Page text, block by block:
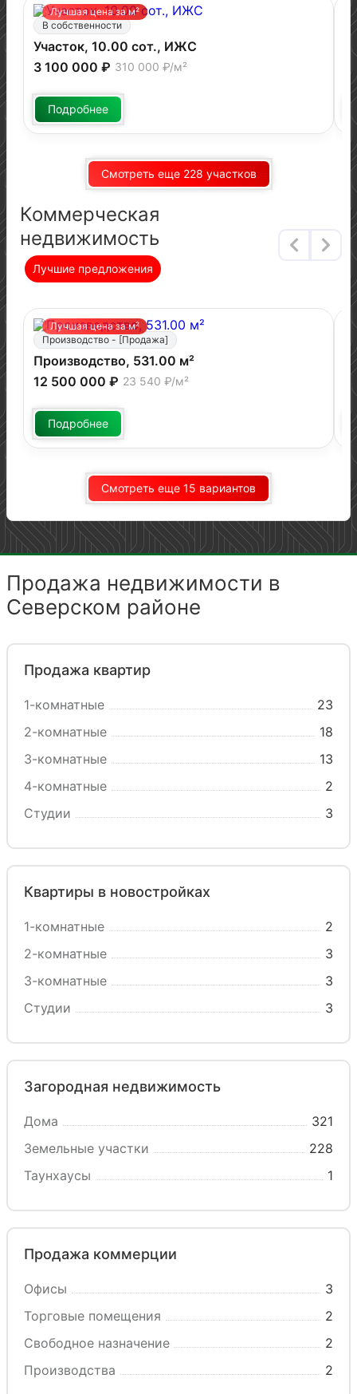
Лучшая цена за м²
В собственности
Участок, 10.00 сот., ИЖС
3 100 000 ₽ 310 000 ₽/м²
Подробнее
Смотреть еще 228 участков
Коммерческая
недвижимость
Лучшие предложения
Лучшая цена за м²
Производство - [Продажа]
Производство, 531.00 м²
12 500 000 ₽ 23 540 ₽/м²
Подробнее
Смотреть еще 15 вариантов
Продажа недвижимости в
Северском районе
Продажа квартир
1-комнатные
23
2-комнатные
18
3-комнатные
13
4-комнатные
2
Студии
3
Квартиры в новостройках
1-комнатные
2
2-комнатные
3
3-комнатные
3
Студии
3
Загородная недвижимость
Дома
321
Земельные участки
228
Таунхаусы
1
Продажа коммерции
Офисы
3
Торговые помещения
2
Свободное назначение
2
Производства
2